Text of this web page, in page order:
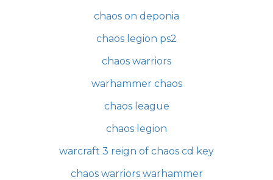
chaos on deponia
chaos legion ps2
chaos warriors
warhammer chaos
chaos league
chaos legion
warcraft 3 reign of chaos cd key
chaos warriors warhammer